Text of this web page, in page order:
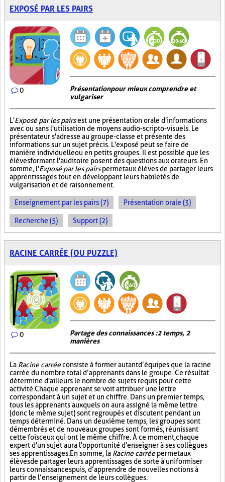
EXPOSÉ PAR LES PAIRS
0
Présentation pour mieux comprendre et
vulgariser
L'Exposé par les pairsest une présentation orale d'informations
avec ou sans l'utilisation de moyens audio-scripto-visuels. Le
présentateur s'adresse au groupe-classe et présente des
informations sur un sujet précis. L'exposé peut se faire de
manière individuelle ou en petits groupes. Il est possible que les
élèves formant l'auditoire posent des questions aux orateurs. En
somme, l'Exposé par les pairspermet aux élèves de partager leurs
apprentissages tout en développant leurs habiletés de
vulgarisation et de raisonnement.
Enseignement par les pairs (7) Présentation orale (3)
Recherche (5) Support (2)
RACINE CARRÉE (OU PUZZLE)
0
Partage des connaissances : 2 temps, 2
manières
La Racine carréeconsiste à former autant d’équipes que la racine
carrée du nombre total d’apprenants dans le groupe. Ce résultat
détermine d'ailleurs le nombre de sujets requis pour cette
activité. Chaque apprenant se voit attribuer une lettre
correspondant à un sujet et un chiffre. Dans un premier temps,
tous les apprenants auxquels on aura assigné la même lettre
(donc le même sujet) sont regroupés et discutent pendant un
temps déterminé. Dans un deuxième temps, les groupes sont
démembrés et de nouveaux groupes sont formés, réunissant
cette fois ceux qui ont le même chiffre. À ce moment, chaque
expert d'un sujet aura l'opportunité d'enseigner à ses collègues
ses apprentissages. En somme, la Racine carréepermet aux
élèves de partager leurs apprentissages de sorte à uniformiser
leurs connaissances puis, d’apprendre de nouvelles notions à
partir de l’enseignement de leurs collègues.